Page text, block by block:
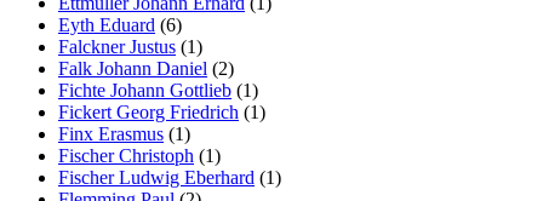
Eyth Eduard (6)
Falckner Justus (1)
Falk Johann Daniel (2)
Fichte Johann Gottlieb (1)
Fickert Georg Friedrich (1)
Finx Erasmus (1)
Fischer Christoph (1)
Fischer Ludwig Eberhard (1)